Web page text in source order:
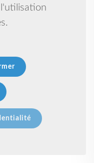
dÉcouerte,